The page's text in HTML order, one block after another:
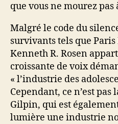
que vous ne mourez pas
Malgré le code du
survivants tels que
Kenneth R. Rosen
croissante de voix
« l’industrie des
Cependant, ce n’est
Gilpin, qui est
lumière une industrie